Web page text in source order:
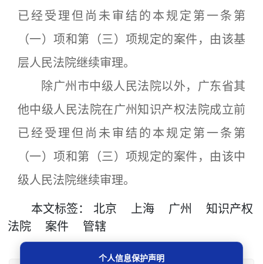
已经受理但尚未审结的本规定第一条第
（一）项和第（三）项规定的案件，由该基
层人民法院继续审理。
除广州市中级人民法院以外，广东省其
他中级人民法院在广州知识产权法院成立前
已经受理但尚未审结的本规定第一条第
（一）项和第（三）项规定的案件，由该中
级人民法院继续审理。
本文标签： 北京 上海 广州
知识产权
法院
案件 管辖
个人信息保护声明